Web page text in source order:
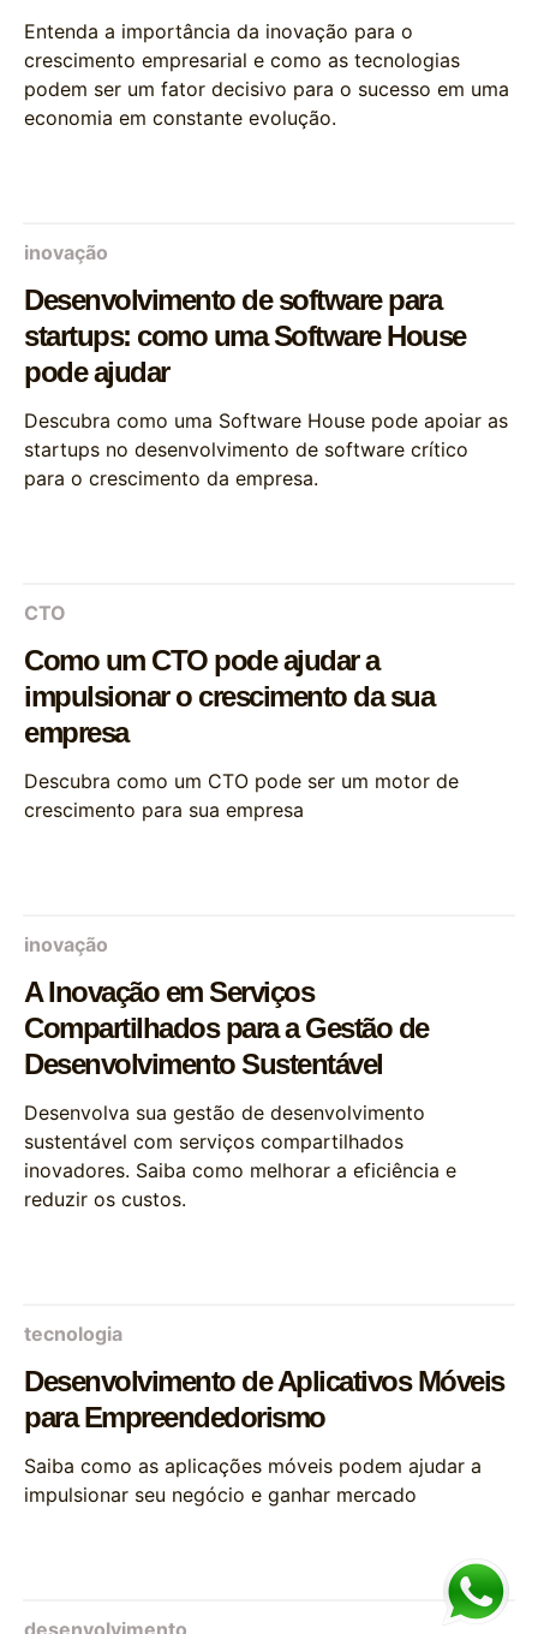
Entenda a importância da inovação para o
crescimento empresarial e como as tecnologias
podem ser um fator decisivo para o sucesso em uma
economia em constante evolução.
inovação
Desenvolvimento de software para
startups: como uma Software House
pode ajudar
Descubra como uma Software House pode apoiar as
startups no desenvolvimento de software crítico
para o crescimento da empresa.
CTO
Como um CTO pode ajudar a
impulsionar o crescimento da sua
empresa
Descubra como um CTO pode ser um motor de
crescimento para sua empresa
inovação
A Inovação em Serviços
Compartilhados para a Gestão de
Desenvolvimento Sustentável
Desenvolva sua gestão de desenvolvimento
sustentável com serviços compartilhados
inovadores. Saiba como melhorar a eficiência e
reduzir os custos.
tecnologia
Desenvolvimento de Aplicativos Móveis
para Empreendedorismo
Saiba como as aplicações móveis podem ajudar a
impulsionar seu negócio e ganhar mercado
desenvolvimento